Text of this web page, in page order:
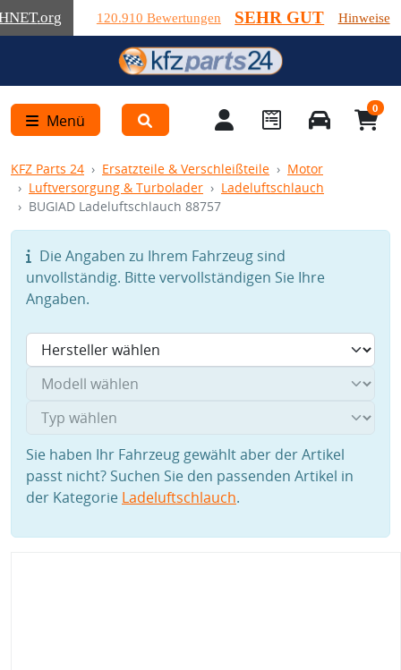
.org 120.910 Bewertungen SEHR GUT Hinweise
Menü
0
KFZ Parts 24 Ersatzteile & Verschleißteile
Motor
Luftversorgung & Turbolader
Ladeluftschlauch
BUGIAD Ladeluftschlauch 88757
Die Angaben zu Ihrem Fahrzeug sind
unvollständig. Bitte vervollständigen Sie Ihre
Angaben.
Sie haben Ihr Fahrzeug gewählt aber der Artikel
passt nicht? Suchen Sie den passenden Artikel in
der Kategorie Ladeluftschlauch.